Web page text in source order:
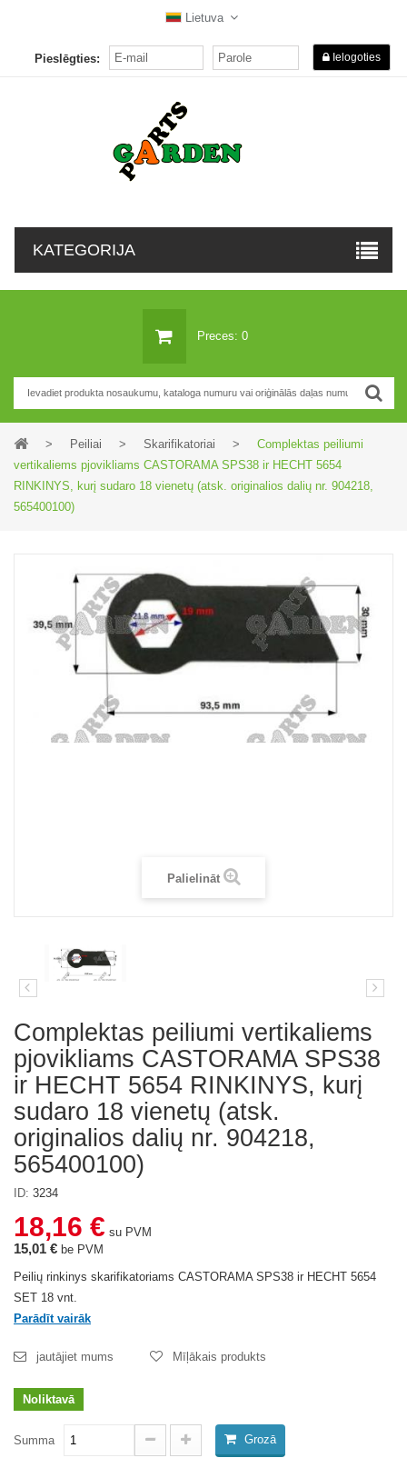
Lietuva
Pieslēgties: Ielogoties
KATEGORIJA
Preces: 0
> Peiliai > Skarifikatoriai >
Complektas peiliumi
vertikaliems pjovikliams CASTORAMA SPS38 ir HECHT 5654
RINKINYS, kurį sudaro 18 vienetų (atsk. originalios dalių nr. 904218,
565400100)
Palielināt
Complektas peiliumi vertikaliems
pjovikliams CASTORAMA SPS38
ir HECHT 5654 RINKINYS, kurį
sudaro 18 vienetų (atsk.
originalios dalių nr. 904218,
565400100)
ID: 3234
18,16 € su PVM
15,01 € be PVM
Peilių rinkinys skarifikatoriams CASTORAMA SPS38 ir HECHT 5654
SET 18 vnt.
Parādīt vairāk
jautājiet mums Mīļākais produkts
Noliktavā
Summa Grozā